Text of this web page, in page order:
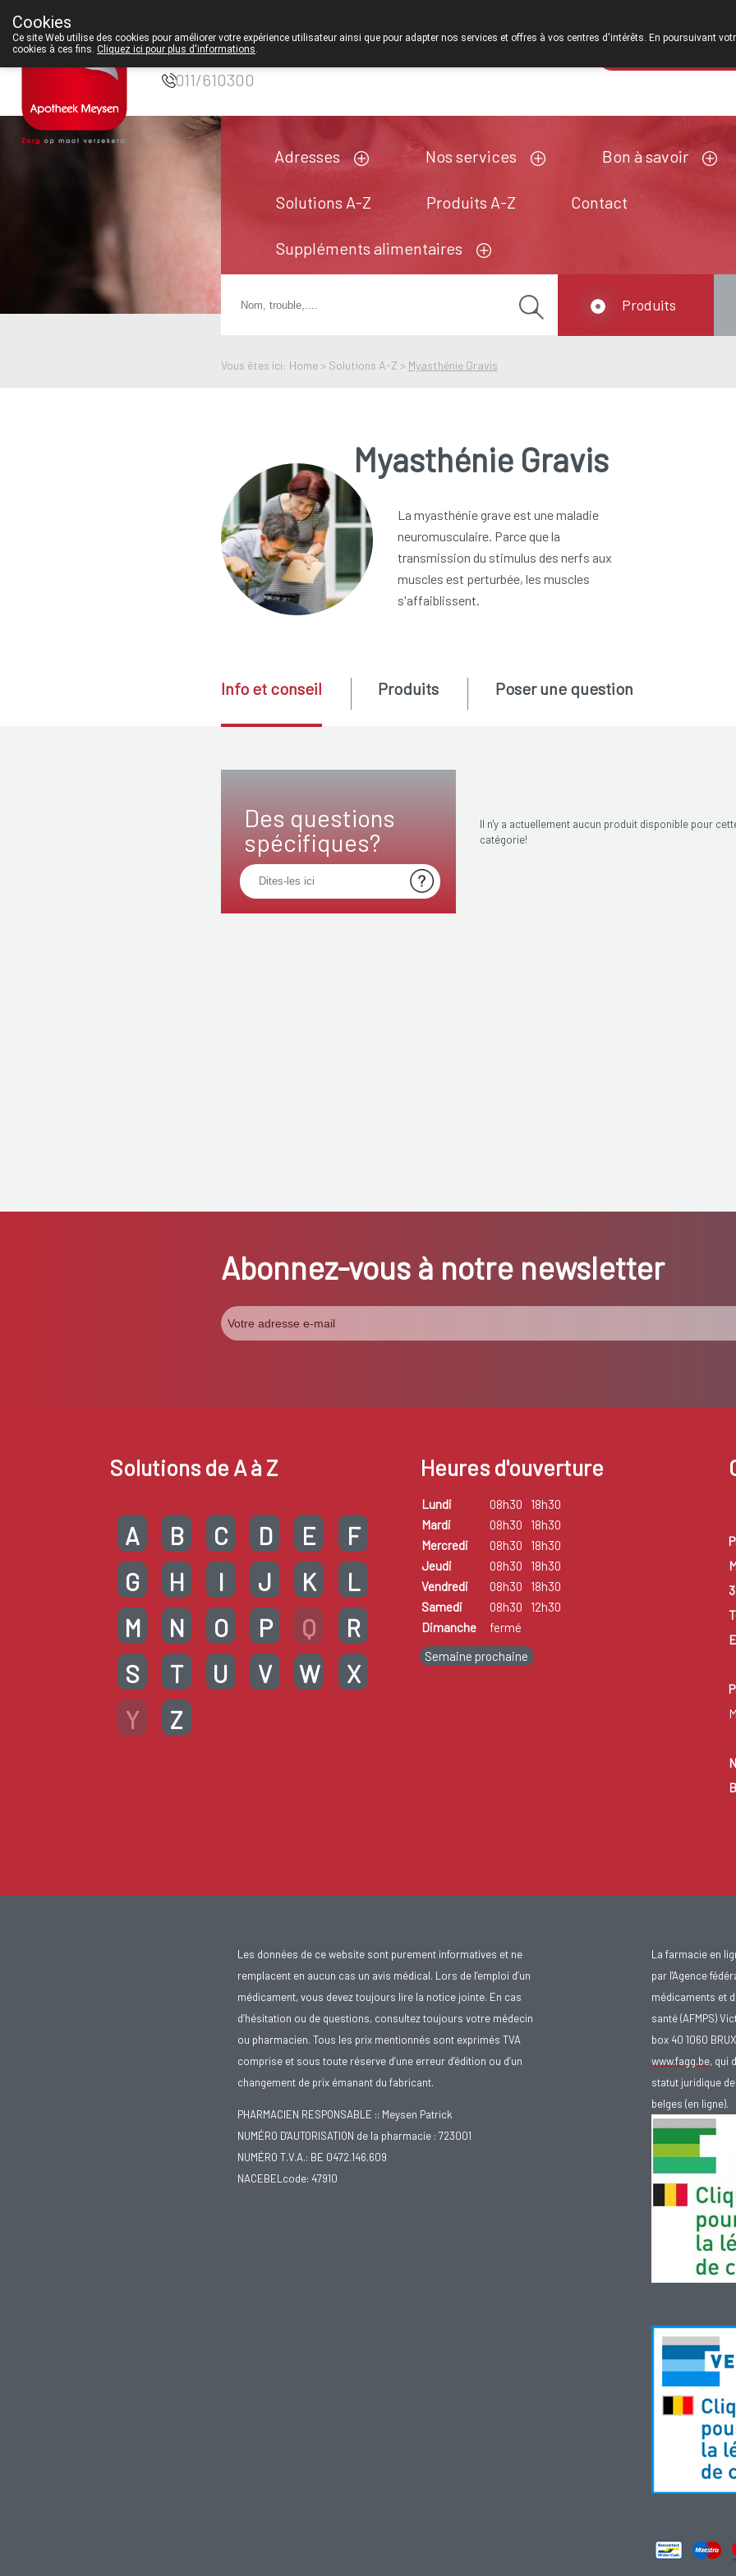
Pharmacie Meysen
SPRL
011/610300
Adresses Nos services Bon à savoir
Solutions A-Z Produits A-Z Contact
Suppléments alimentaires
Vous êtes ici: Home > Solutions A-Z > Myasthénie Gravis
Produits
Myasthénie Gravis
La myasthénie grave est une maladie
neuromusculaire. Parce que la
transmission du stimulus des nerfs aux
muscles est perturbée, les muscles
s'affaiblissent.
Des questions
spécifiques?
Info et conseil Produits Poser une question
Il n'y a actuellement aucun produit disponible pour
catégorie!
Abonnez-vous à notre newsletter
Solutions de A à Z
A B C D E
F
G
H I J K
L
M
N O P Q
R
S
T U V W
X
Y
Z
Heures d'ouverture
Lundi 08h30
18h30
Mardi
08h30
18h30
Mercredi
08h30
18h30
Jeudi
08h30
18h30
Vendredi
08h30
18h30
Samedi
08h30
12h30
Dimanche
fermé
Semaine prochaine
Les données de ce website sont purement informatives et ne
remplacent en aucun cas un avis médical. Lors de l’emploi d’un
médicament, vous devez toujours lire la notice jointe. En cas
d’hésitation ou de questions, consultez toujours votre médecin
ou pharmacien. Tous les prix mentionnés sont exprimés TVA
comprise et sous toute réserve d’une erreur d’édition ou d’un
changement de prix émanant du fabricant.
PHARMACIEN RESPONSABLE :: Meysen Patrick
NUMÉRO D'AUTORISATION de la pharmacie : 723001
NUMÉRO T.V.A.: BE 0472.146.609
NACEBELcode: 47910
La farmacie en
par l'Agence
médicaments et
santé (AFMPS)
box 40 1060
www.fagg.be, qui
statut juridique
belges (en ligne).
Cookies
Ce site Web utilise des cookies pour améliorer votre expérience utilisateur ainsi que pour adapter nos services et offres à vos centres d'intérêts. En poursuivant
cookies à ces fins. Cliquez ici pour plus d'informations.